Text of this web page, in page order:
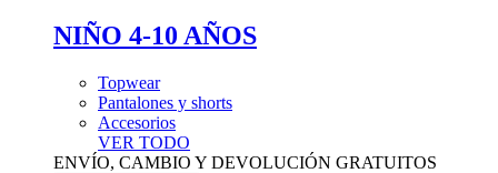
NIÑO 4-10 AÑOS
Topwear
Pantalones y shorts
Accesorios
VER TODO
ENVÍO, CAMBIO Y DEVOLUCIÓN GRATUITOS